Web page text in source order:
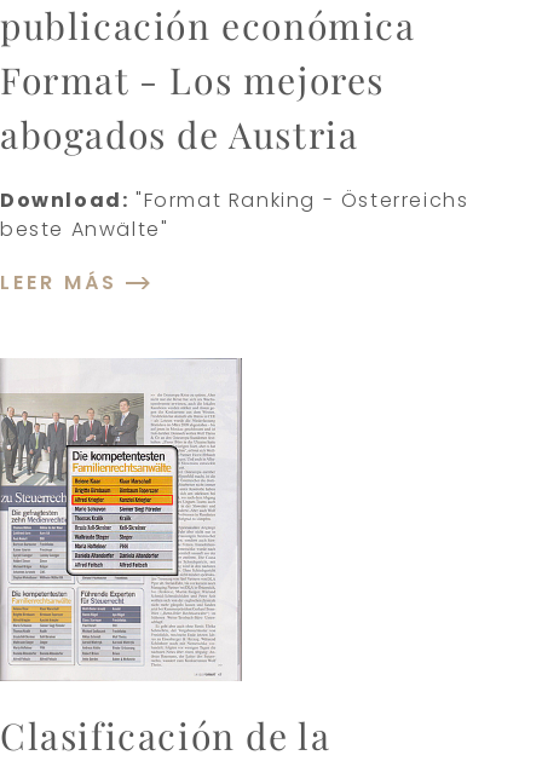
publicación económica
Format - Los mejores
abogados de Austria
Download: "Format Ranking - Österreichs
beste Anwälte"
LEER MÁS
Clasificación de la